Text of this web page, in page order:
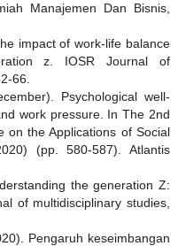
Manajemen Dan Bisnis,
impact of work-life balance
z. IOSR Journal of
66.
Psychological well-
work pressure. In The 2nd
on the Applications of Social
(pp. 580-587). Atlantis
the generation Z:
of multidisciplinary studies,
Pengaruh keseimbangan